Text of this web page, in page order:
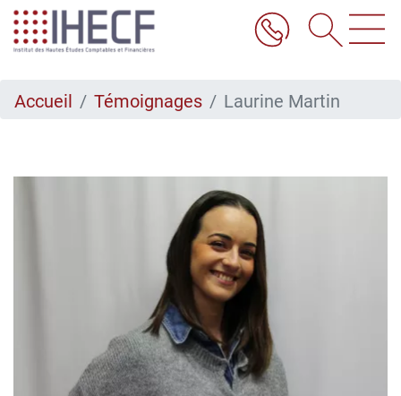
Aller
au
contenu
Accueil Témoignages Laurine Martin